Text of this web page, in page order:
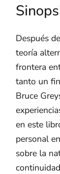
Después
teoría
frontera
tanto un
Bruce
en este
personal
sobre la